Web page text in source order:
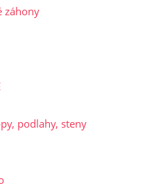
záhony
podlahy, steny